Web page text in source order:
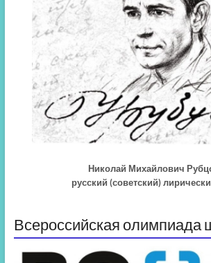
Николай Михайлович
русский (советский)
Всероссийская олимпиада